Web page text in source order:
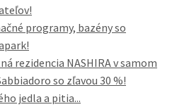
programy, bazény so
rezidencia NASHIRA v samom
so zľavou 30 %!
jedla a pitia...